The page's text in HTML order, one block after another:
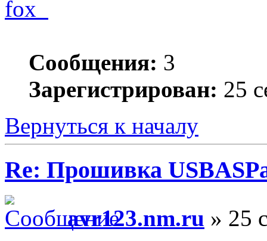
fox_
Сообщения: 3
Зарегистрирован: 25
Вернуться к началу
Re: Прошивка
avr123.nm.ru » 25